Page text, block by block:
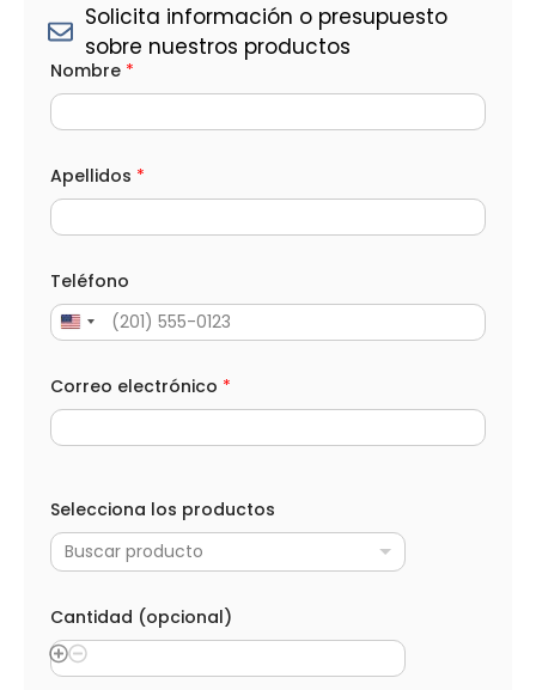
Solicita información o presupuesto
sobre nuestros productos
Nombre *
Apellidos *
Teléfono
Correo electrónico *
o
m
r
C
o
r
r
Selecciona los productos
Buscar producto
Cantidad (opcional)